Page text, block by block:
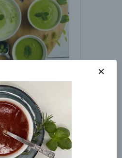
mentával
Megtekintése